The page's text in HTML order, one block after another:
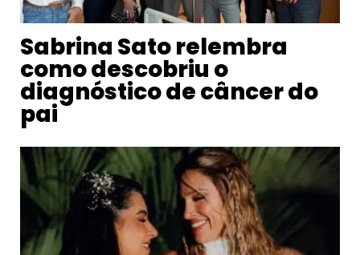
Sabrina Sato relembra
como descobriu o
diagnóstico de câncer do
pai